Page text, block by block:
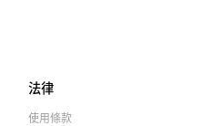
法律
使用條款